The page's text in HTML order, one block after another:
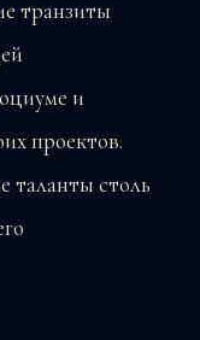
транзиты
и
проектов.
таланты столь